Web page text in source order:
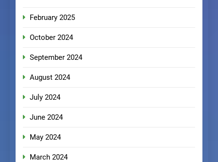
February 2025
October 2024
September 2024
August 2024
July 2024
June 2024
May 2024
March 2024